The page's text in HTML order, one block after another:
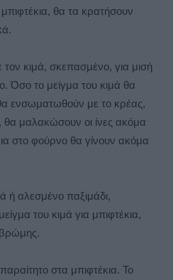
θα τα κρατήσουν
κιμά, σκεπασμένο, για μισή
Όσο το μείγμα του κιμά θα
ενσωματωθούν με το κρέας,
θα μαλακώσουν οι ίνες ακόμα
στο φούρνο θα γίνουν ακόμα
ή αλεσμένο παξιμάδι,
του κιμά για μπιφτέκια,
στα μπιφτέκια. Το